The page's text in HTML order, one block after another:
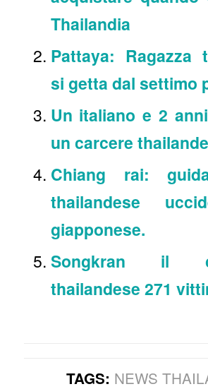
Thailandia
Pattaya: Ragazza
si getta dal settimo
Un italiano e 2
un carcere
Chiang rai:
thailandese
giapponese.
Songkran il
thailandese 271
TAGS: NEWS